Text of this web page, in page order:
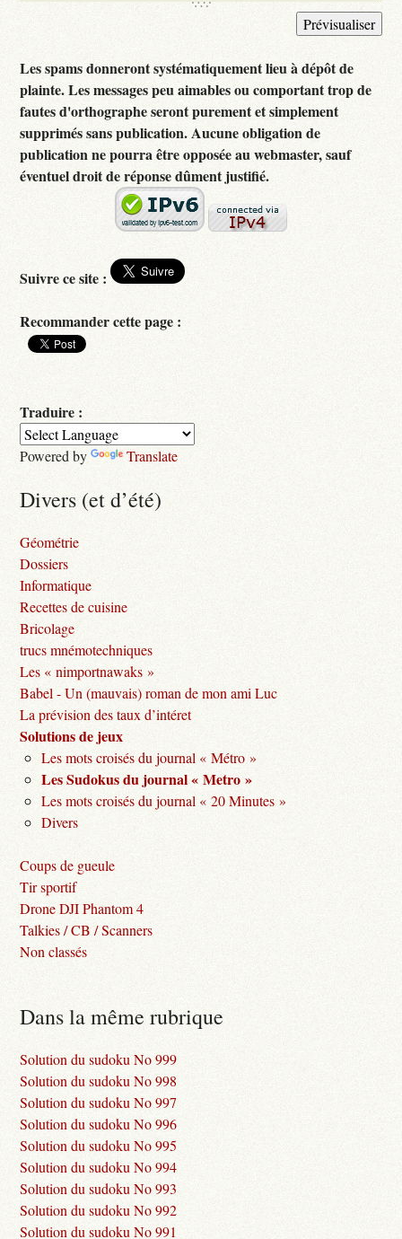
Les spams donneront systématiquement lieu à dépôt de
plainte. Les messages peu aimables ou comportant trop de
fautes d'orthographe seront purement et simplement
supprimés sans publication. Aucune obligation de
publication ne pourra être opposée au webmaster, sauf
éventuel droit de réponse dûment justifié.
Suivre ce site :
Recommander cette page :
Traduire :
Powered by Translate
Divers (et d’été)
Géométrie
Dossiers
Informatique
Recettes de cuisine
Bricolage
trucs mnémotechniques
Les « nimportnawaks »
Babel - Un (mauvais) roman de mon ami Luc
La prévision des taux d’intéret
Solutions de jeux
Les mots croisés du journal « Métro »
Les Sudokus du journal « Metro »
Les mots croisés du journal « 20 Minutes »
Divers
Coups de gueule
Tir sportif
Drone DJI Phantom 4
Talkies / CB / Scanners
Non classés
Dans la même rubrique
Solution du sudoku No 999
Solution du sudoku No 998
Solution du sudoku No 997
Solution du sudoku No 996
Solution du sudoku No 995
Solution du sudoku No 994
Solution du sudoku No 993
Solution du sudoku No 992
Solution du sudoku No 991